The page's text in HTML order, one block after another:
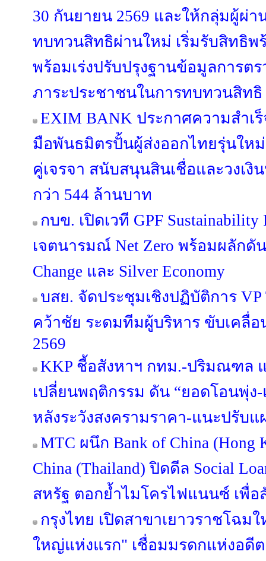
30 กันยายน 2569 และให้กลุ่มผู้ผ่
ทบทวนสิทธิผ่านใหม่ เริ่มรับสิทธิพ
พร้อมเร่งปรับปรุงฐานข้อมูลการ
ภาระประชาชนในการทบทวนสิทธิ
EXIM BANK ประกาศความสำเ
มือพันธมิตรปั้นผู้ส่งออกไทยรุ่นใหม่
คู่เจรจา สนับสนุนสินเชื่อและวงเงิ
กว่า 544 ล้านบาท
กบข. เปิดเวที GPF Sustainability
เจตนารมณ์ Net Zero พร้อมผลักดั
Change และ Silver Economy
บสย. จัดประชุมเชิงปฏิบัติการ VP
คว้าชัย ระดมทีมผู้บริหาร ขับเคลื่อ
2569
KKP ชี้อสังหาฯ กทม.-ปริมณฑล
เปลี่ยนพฤติกรรม ดัน “ยอดโอนพุ่ง
หลังระวังสงครามราคา-แนะปรับแ
MTC ผนึก Bank of China (Hong
China (Thailand) ปิดดีล Social
สหรัฐ ตอกย้ำไมโครไฟแนนซ์ เพื่
กรุงไทย เปิดสาขาเยาวราชโฉ
ใหญ่แห่งแรก" เชื่อมมรดกแห่งอดี